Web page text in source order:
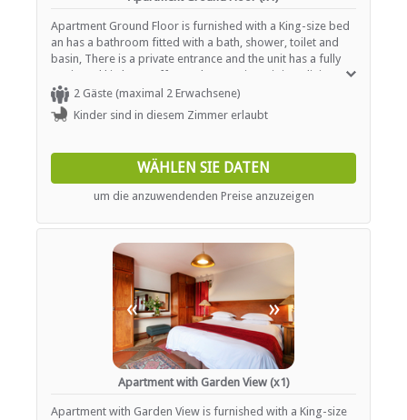
INTERNET
TRANSFERS
Flughafentransfers
Andere Übertragungen verfügbar
Apartment Ground Floor is furnished with a King-size bed
an has a bathroom fitted with a bath, shower, toilet and
basin, There is a private entrance and the unit has a fully
equipped kitchen, coffee and tea station, sitting/dining
area, free Wi-Fi, large flatscreen LCD TV with DSTV, secure
inside parking.
2 Gäste (maximal 2 Erwachsene)
Kinder sind in diesem Zimmer erlaubt
WÄHLEN SIE DATEN
um die anzuwendenden Preise anzuzeigen
« »
Apartment with Garden View (x1)
Apartment with Garden View is furnished with a King-size